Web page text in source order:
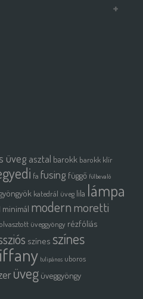
üvegasztal barokk barokk klír
fa fusing függő fülbevaló
katedrál üveg lila lámpa
minimál modernmoretti
olvasztott üveggyöngy rézfóliás
színes színes
tulipános uboros
üveg üveggyöngy